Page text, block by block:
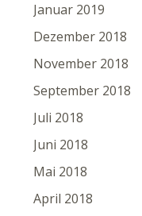
Januar 2019
Dezember 2018
November 2018
September 2018
Juli 2018
Juni 2018
Mai 2018
April 2018